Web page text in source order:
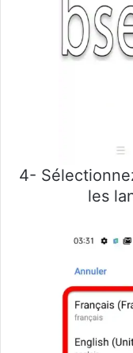
4-
les